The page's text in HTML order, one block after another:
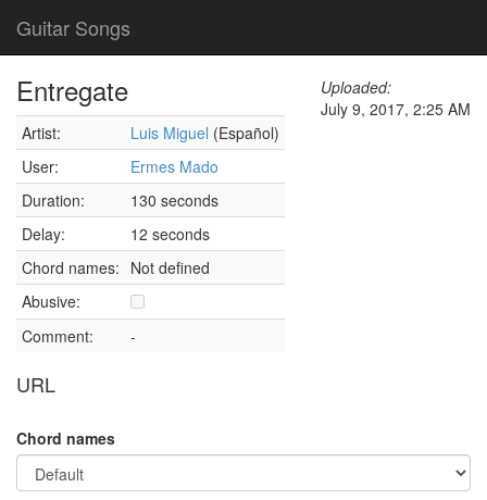
Guitar Songs
Entregate
Artist: Luis Miguel (Español)
User:
Ermes Mado
Duration:
130 seconds
Delay:
12 seconds
Chord names: Not defined
Abusive:
Comment:
-
URL
Uploaded:
July 9, 2017, 2:25 AM
Chord names